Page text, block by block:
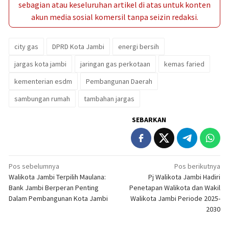
sebagian atau keseluruhan artikel di atas untuk konten
akun media sosial komersil tanpa seizin redaksi.
city gas DPRD Kota Jambi
energi bersih
jargas kota jambi
jaringan gas perkotaan
kemas faried
kementerian esdm
Pembangunan Daerah
sambungan rumah
tambahan jargas
SEBARKAN
Navigasi
pos
Pos sebelumnya
Walikota Jambi Terpilih Maulana:
Bank Jambi Berperan Penting
Dalam Pembangunan Kota Jambi
Pos berikutnya
Pj Walikota Jambi Hadiri
Penetapan Walikota dan Wakil
Walikota Jambi Periode 2025-
2030